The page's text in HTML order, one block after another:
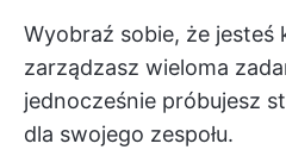
Wyobraź sobie, że
zarządzasz wieloma
jednocześnie próbujesz
dla swojego zespołu.